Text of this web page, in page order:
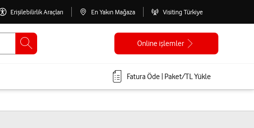
Erişilebilirlik Araçları En Yakın Mağaza Visiting Türkiye
Online işlemler
Fatura Öde | Paket/TL Yükle